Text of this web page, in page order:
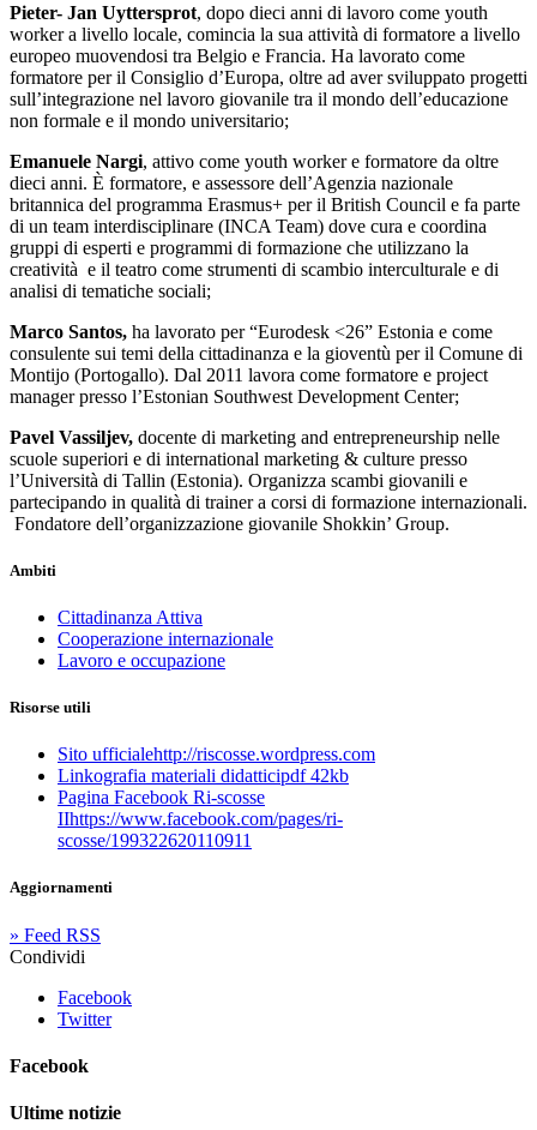
Pieter- Jan Uyttersprot, dopo dieci anni di lavoro come youth
worker a livello locale, comincia la sua attività di formatore a livello
europeo muovendosi tra Belgio e Francia. Ha lavorato come
formatore per il Consiglio d’Europa, oltre ad aver sviluppato progetti
sull’integrazione nel lavoro giovanile tra il mondo dell’educazione
non formale e il mondo universitario;
Emanuele Nargi, attivo come youth worker e formatore da oltre
dieci anni. È formatore, e assessore dell’Agenzia nazionale
britannica del programma Erasmus+ per il British Council e fa parte
di un team interdisciplinare (INCA Team) dove cura e coordina
gruppi di esperti e programmi di formazione che utilizzano la
creatività e il teatro come strumenti di scambio interculturale e di
analisi di tematiche sociali;
Marco Santos, ha lavorato per “Eurodesk <26” Estonia e come
consulente sui temi della cittadinanza e la gioventù per il Comune di
Montijo (Portogallo). Dal 2011 lavora come formatore e project
manager presso l’Estonian Southwest Development Center;
Pavel Vassiljev, docente di marketing and entrepreneurship nelle
scuole superiori e di international marketing & culture presso
l’Università di Tallin (Estonia). Organizza scambi giovanili e
partecipando in qualità di trainer a corsi di formazione internazionali.
Fondatore dell’organizzazione giovanile Shokkin’ Group.
Ambiti
Cittadinanza Attiva
Cooperazione internazionale
Lavoro e occupazione
Risorse utili
Sito ufficialehttp://riscosse.wordpress.com
Linkografia materiali didatticipdf 42kb
Pagina Facebook Ri-scosse
IIhttps://www.facebook.com/pages/ri-
scosse/199322620110911
Aggiornamenti
» Feed RSS
Condividi
Facebook
Twitter
Facebook
Ultime notizie